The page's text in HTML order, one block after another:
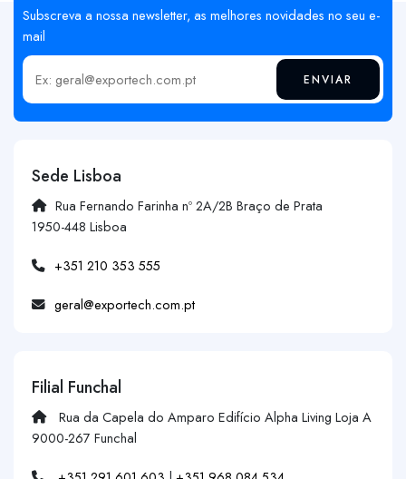
Subscreva a nossa newsletter, as melhores novidades no seu e-
mail
Insira o seu email ENVIAR
Sede Lisboa
Rua Fernando Farinha nº 2A/2B Braço de Prata
1950-448 Lisboa
+351 210 353 555
geral@exportech.com.pt
Filial Funchal
Rua da Capela do Amparo Edifício Alpha Living Loja A
9000-267 Funchal